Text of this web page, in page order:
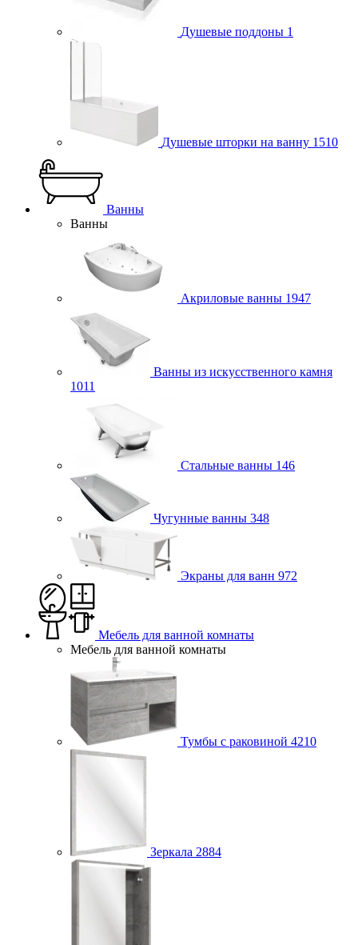
Душевые поддоны 1
Душевые шторки на ванну 1510
Ванны
Ванны
Акриловые ванны 1947
Ванны из искусственного камня
1011
Стальные ванны 146
Чугунные ванны 348
Экраны для ванн 972
Мебель для ванной комнаты
Мебель для ванной комнаты
Тумбы с раковиной 4210
Зеркала 2884